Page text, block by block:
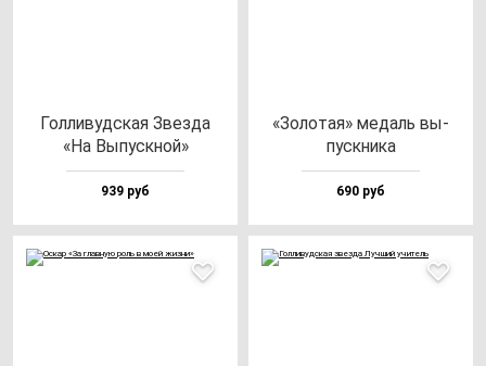
Гол­ли­вуд­ская Звез­да
«На Выпус­кной»
939 руб
«Золо­тая» ме­даль вы­
пус­кни­ка
690 руб